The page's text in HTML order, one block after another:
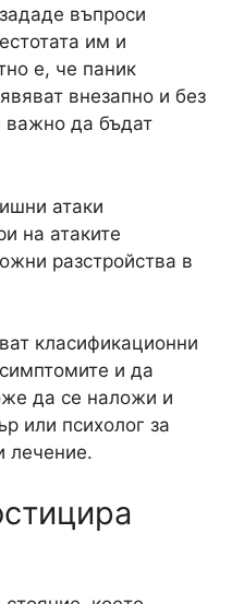
въпроси
им и
е, че паник
внезапно и без
важно да бъдат
атаки
на атаките
разстройства в
класификационни
и да
да се наложи и
или психолог за
лечение.